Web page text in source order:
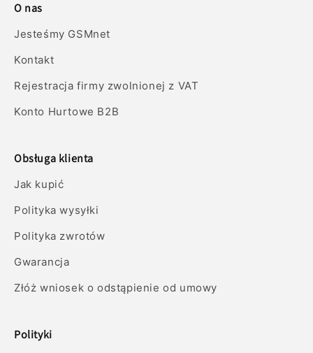
O nas
Jesteśmy GSMnet
Kontakt
Rejestracja firmy zwolnionej z VAT
Konto Hurtowe B2B
Obsługa klienta
Jak kupić
Polityka wysyłki
Polityka zwrotów
Gwarancja
Złóż wniosek o odstąpienie od umowy
Polityki